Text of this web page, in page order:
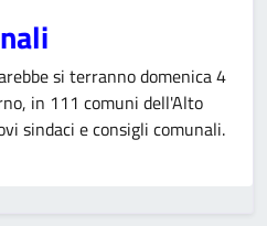
si terranno domenica 4
in 111 comuni dell'Alto
sindaci e consigli comunali.